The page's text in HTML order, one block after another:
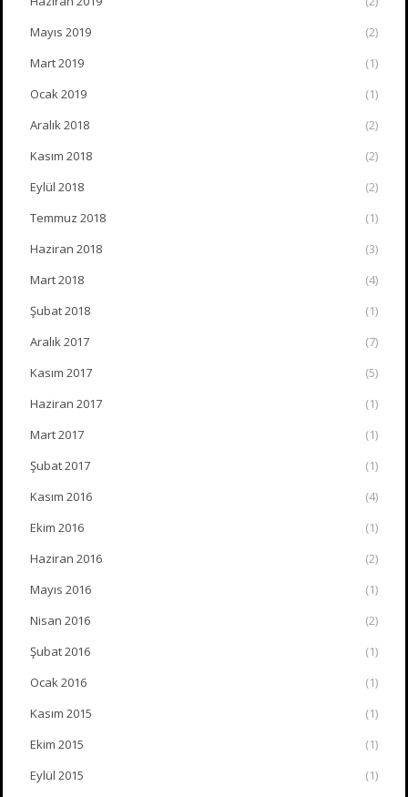
Mayıs 2019
(2)
Mart 2019
(1)
Ocak 2019
(1)
Aralık 2018
(2)
Kasım 2018
(2)
Eylül 2018
(2)
Temmuz 2018
(1)
Haziran 2018
(3)
Mart 2018
(4)
Şubat 2018
(1)
Aralık 2017
(7)
Kasım 2017
(5)
Haziran 2017
(1)
Mart 2017
(1)
Şubat 2017
(1)
Kasım 2016
(4)
Ekim 2016
(1)
Haziran 2016
(2)
Mayıs 2016
(1)
Nisan 2016
(2)
Şubat 2016
(1)
Ocak 2016
(1)
Kasım 2015
(1)
Ekim 2015
(1)
Eylül 2015
(1)